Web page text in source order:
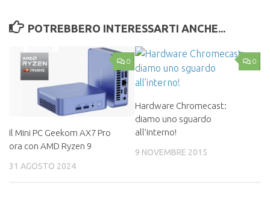
POTREBBERO INTERESSARTI ANCHE...
0
Il Mini PC Geekom AX7 Pro
ora con AMD Ryzen 9
31 AGOSTO 2024
0
Hardware Chromecast:
diamo uno sguardo
all’interno!
9 NOVEMBRE 2015